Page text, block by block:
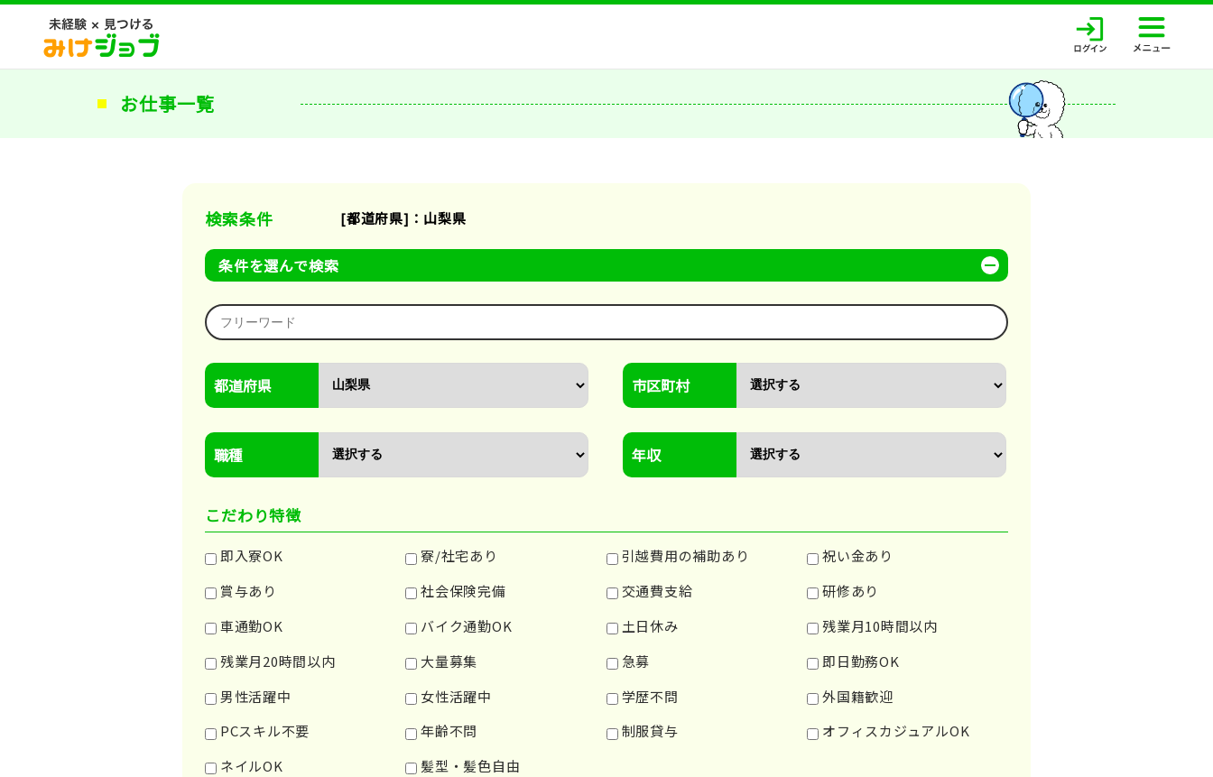
お仕事一覧
検索条件 [都道府県]：山梨県
条件を選んで検索
都道府県 市区町村
職種 年収
こだわり特徴
即入寮OK 寮/社宅あり 引越費用の補助あり
祝い金あり
賞与あり
社会保険完備 交通費支給
研修あり
車通勤OK
バイク通勤OK 土日休み
残業月10時間以内
残業月20時間以内
大量募集 急募
即日勤務OK
男性活躍中
女性活躍中 学歴不問
外国籍歓迎
PCスキル不要
年齢不問 制服貸与
オフィスカジュアルOK
ネイルOK
髪型・髪色自由